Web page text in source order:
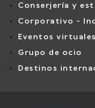
Conserjería y
Corporativo -
Eventos
Grupo de ocio
Destinos